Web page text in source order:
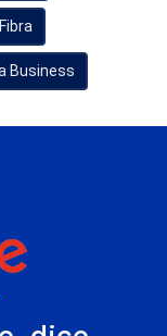
Business